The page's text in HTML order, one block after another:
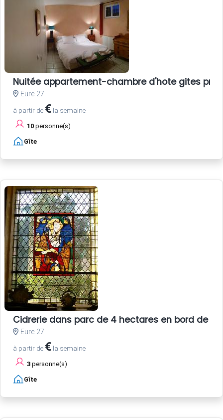
Nuitée appartement-chambre d'hote gites pres
Eure 27
à partir de € la semaine
10 personne(s)
Gîte
Cidrerie dans parc de 4 hectares en bord de
Eure 27
à partir de € la semaine
3 personne(s)
Gîte